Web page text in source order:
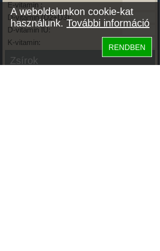
E-vitamin :
D-vitamin (D2+D3):
D-vitamin IU:
K-vitamin:
Zsírok
A weboldalunkon cookie-kat
használunk.További információ
RENDBEN